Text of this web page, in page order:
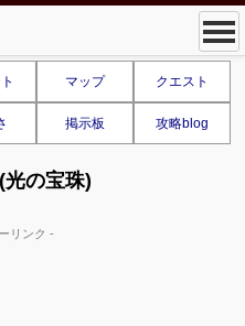
マップ クエスト
掲示板 攻略blog
の宝珠)
リンク -